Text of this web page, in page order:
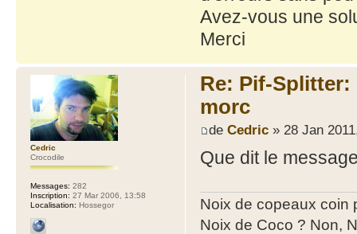
Avez-vous une
Merci
Re: Pif-
morc
de Cedric» 28 Jan
Que dit le
Noix de copeaux coin
Noix de Coco ? Non,
Cedric
Crocodile
Messages: 282
Inscription: 27 Mar 2006, 13:58
Localisation: Hossegor